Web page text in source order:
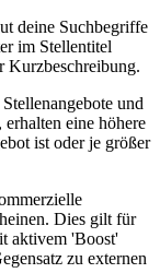
deine Suchbegriffe
im Stellentitel
Kurzbeschreibung.
und
eine höhere
ist oder je größer
Dies gilt für
aktivem 'Boost'
zu externen